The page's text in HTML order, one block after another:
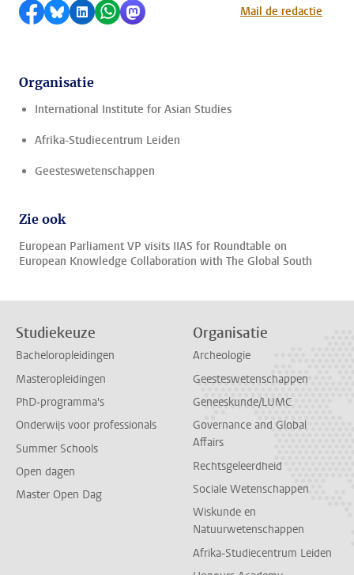
Delen op Facebook
Delen via Bluesky
Delen op LinkedIn
Delen via WhatsApp
Delen via MastodonMail de redactie
Organisatie
International Institute for Asian Studies
Afrika-Studiecentrum Leiden
Geesteswetenschappen
Zie ook
European Parliament VP visits IIAS for Roundtable on
European Knowledge Collaboration with The Global South
Studiekeuze
Bacheloropleidingen
Masteropleidingen
PhD-programma's
Onderwijs voor professionals
Summer Schools
Open dagen
Master Open Dag
Organisatie
Archeologie
Geesteswetenschappen
Geneeskunde/LUMC
Governance and Global
Affairs
Rechtsgeleerdheid
Sociale Wetenschappen
Wiskunde en
Natuurwetenschappen
Afrika-Studiecentrum Leiden